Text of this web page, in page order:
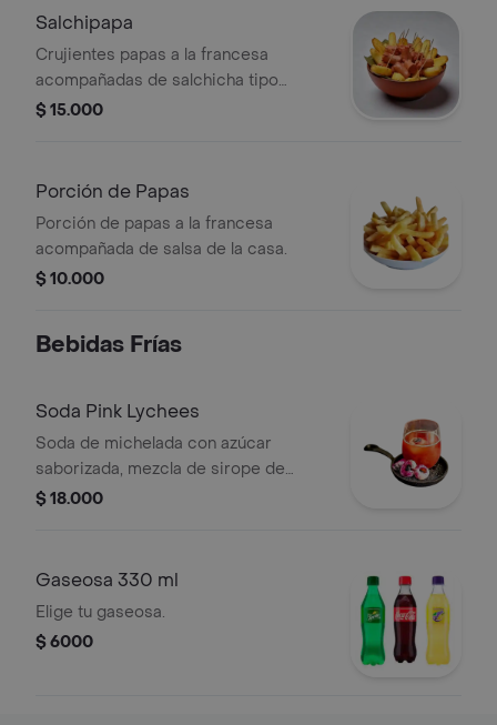
Salchipapa
Crujientes papas a la francesa
acompañadas de salchicha tipo
americana y salsa.
$ 15.000
Porción de Papas
Porción de papas a la francesa
acompañada de salsa de la casa.
$ 10.000
Bebidas Frías
Soda Pink Lychees
Soda de michelada con azúcar
saborizada, mezcla de sirope de
lychees y algodón de azúcar cósmico,
$ 18.000
Gaseosa 330 ml
Elige tu gaseosa.
$ 6000